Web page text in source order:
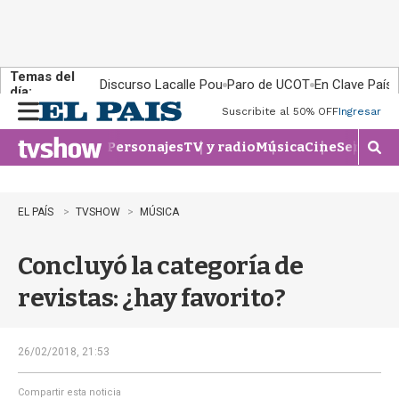
Temas del
día:
Discurso Lacalle Pou Paro de UCOT En Clave País
n
u
Suscribite al 50% OFFIngresar
PersonajesTV y radioMúsicaCineSeries
M
o
e
EL PAÍS TVSHOW MÚSICA
Concluyó la categoría de
revistas: ¿hay favorito?
26/02/2018, 21:53
Compartir esta noticia